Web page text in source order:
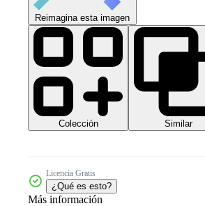
Reimagina esta imagen
Colección Similar
Licencia Gratis
¿Qué es esto?
Más información